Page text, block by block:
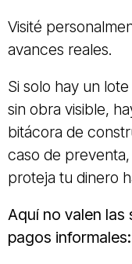
Visité
avances reales.
Si solo hay un
sin obra visible,
bitácora de
caso de
proteja tu dinero
Aquí no valen las
pagos informales: